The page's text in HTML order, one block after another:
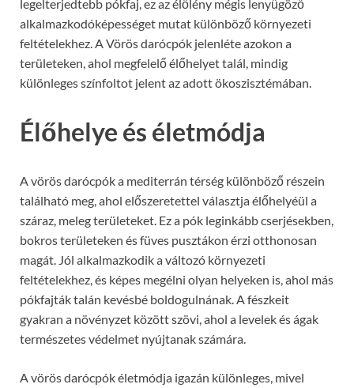
legelterjedtebb pókfaj, ez az élőlény mégis lenyűgöző
alkalmazkodóképességet mutat különböző környezeti
feltételekhez. A Vörös darócpók jelenléte azokon a
területeken, ahol megfelelő élőhelyet talál, mindig
különleges színfoltot jelent az adott ökoszisztémában.
Élőhelye és életmódja
A vörös darócpók a mediterrán térség különböző részein
található meg, ahol előszeretettel választja élőhelyéül a
száraz, meleg területeket. Ez a pók leginkább cserjésekben,
bokros területeken és füves pusztákon érzi otthonosan
magát. Jól alkalmazkodik a változó környezeti
feltételekhez, és képes megélni olyan helyeken is, ahol más
pókfajták talán kevésbé boldogulnának. A fészkeit
gyakran a növényzet között szövi, ahol a levelek és ágak
természetes védelmet nyújtanak számára.
A vörös darócpók életmódja igazán különleges, mivel